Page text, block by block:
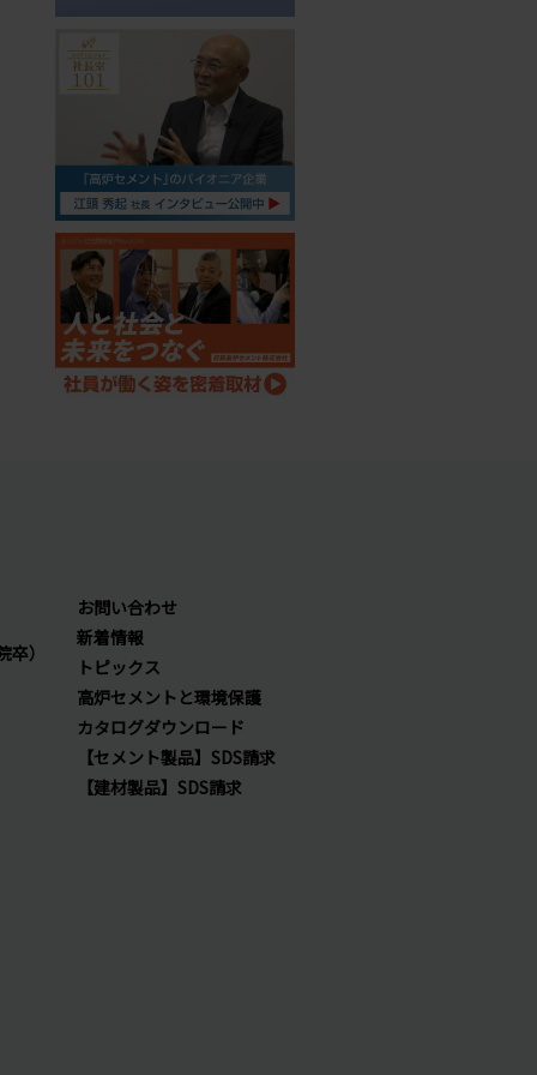
）
お問い合わせ
新着情報
トピックス
高炉セメントと環境保護
カタログダウンロード
【セメント製品】SDS請求
【建材製品】SDS請求